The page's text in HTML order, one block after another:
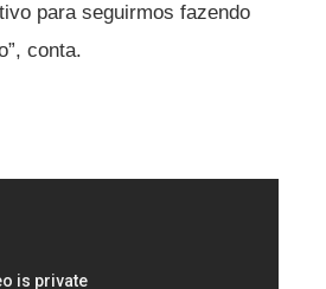
para seguirmos fazendo
conta.